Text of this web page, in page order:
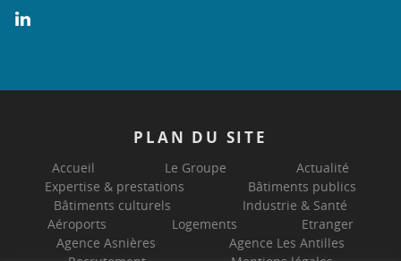
PLAN DU SITE
Accueil Le Groupe
Actualité
Expertise & prestations
Bâtiments publics
Bâtiments culturels
Industrie & Santé
Aéroports
Logements
Etranger
Agence Asnières
Agence Les Antilles